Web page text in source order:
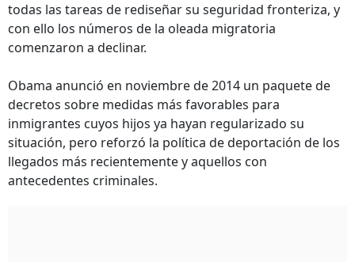
todas las tareas de rediseñar su seguridad fronteriza, y
con ello los números de la oleada migratoria
comenzaron a declinar.
Obama anunció en noviembre de 2014 un paquete de
decretos sobre medidas más favorables para
inmigrantes cuyos hijos ya hayan regularizado su
situación, pero reforzó la política de deportación de los
llegados más recientemente y aquellos con
antecedentes criminales.